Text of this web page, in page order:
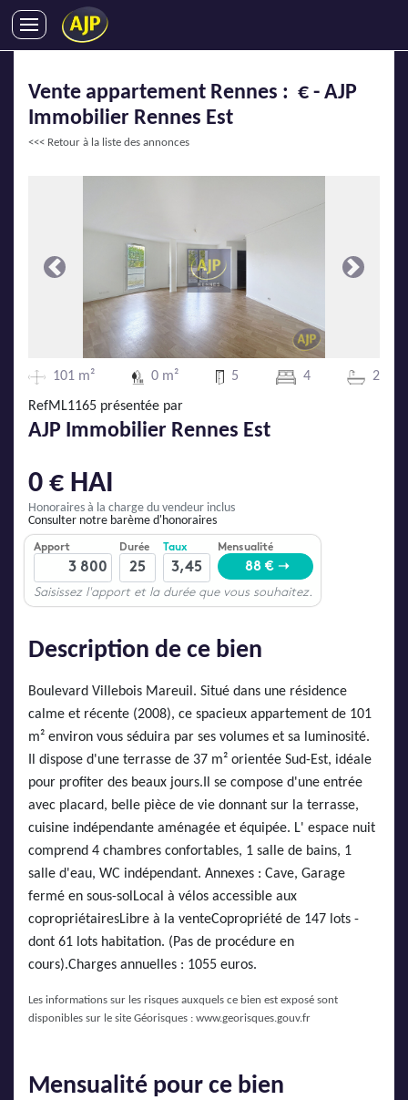
VENTES
LOCATIONS
GESTION LOCATIVE
IMMOBILIER NEUF
LOCATIONS DE VACANCES
DEVENIR FRANCHISÉ
AJP Recrute
AJP Actualités
Service Qualité Clients
Vente appartement Rennes : € - AJP
Immobilier Rennes Est
<<< Retour à la liste des annonces
Précédente Suivante
101 m² 0 m² 5 4 2
RefML1165 présentée par
AJP Immobilier Rennes Est
0 € HAI
Honoraires à la charge du vendeur inclus
Consulter notre barème d'honoraires
Description de ce bien
Boulevard Villebois Mareuil. Situé dans une résidence
calme et récente (2008), ce spacieux appartement de 101
m² environ vous séduira par ses volumes et sa luminosité.
Il dispose d'une terrasse de 37 m² orientée Sud-Est, idéale
pour profiter des beaux jours.Il se compose d'une entrée
avec placard, belle pièce de vie donnant sur la terrasse,
cuisine indépendante aménagée et équipée. L' espace nuit
comprend 4 chambres confortables, 1 salle de bains, 1
salle d'eau, WC indépendant. Annexes : Cave, Garage
fermé en sous-solLocal à vélos accessible aux
copropriétairesLibre à la venteCopropriété de 147 lots -
dont 61 lots habitation. (Pas de procédure en
cours).Charges annuelles : 1055 euros.
Les informations sur les risques auxquels ce bien est exposé sont
disponibles sur le site Géorisques : www.georisques.gouv.fr
Mensualité pour ce bien